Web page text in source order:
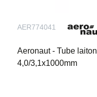
AER774041
Aeronaut - Tube laiton
4,0/3,1x1000mm